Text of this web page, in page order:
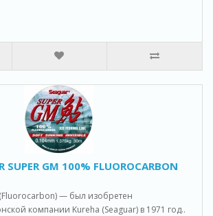
SUPER GM 100% FLUOROCARBON
— был изобретен
компании Kureha (Seaguar) в 1971 год..